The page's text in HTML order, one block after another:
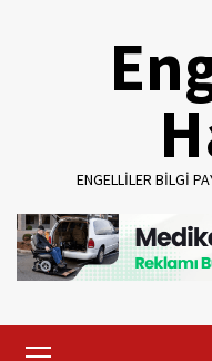
ENGELLILER BILGI